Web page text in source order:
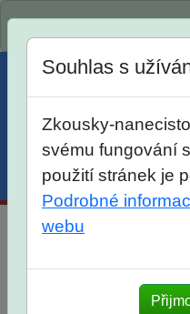
Menu
Souhlas s
Zkousky-
svému fungování
použití stránek je
Podrobné
webu